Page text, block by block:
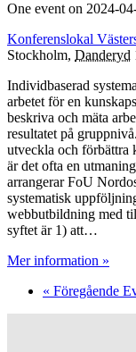
One event on 2024-
Konferenslokal
Stockholm, Danderyd
Individbaserad
arbetet för en
beskriva och mäta
resultatet på
utveckla och förbättra
är det ofta en
arrangerar FoU
systematisk
webbutbildning med
syftet är 1) att…
Mer information »
« Föregående